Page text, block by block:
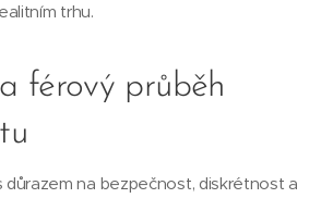
trhu.
férový průběh
důrazem na bezpečnost, diskrétnost a